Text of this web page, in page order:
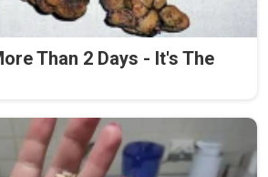
Than 2 Days - It's The